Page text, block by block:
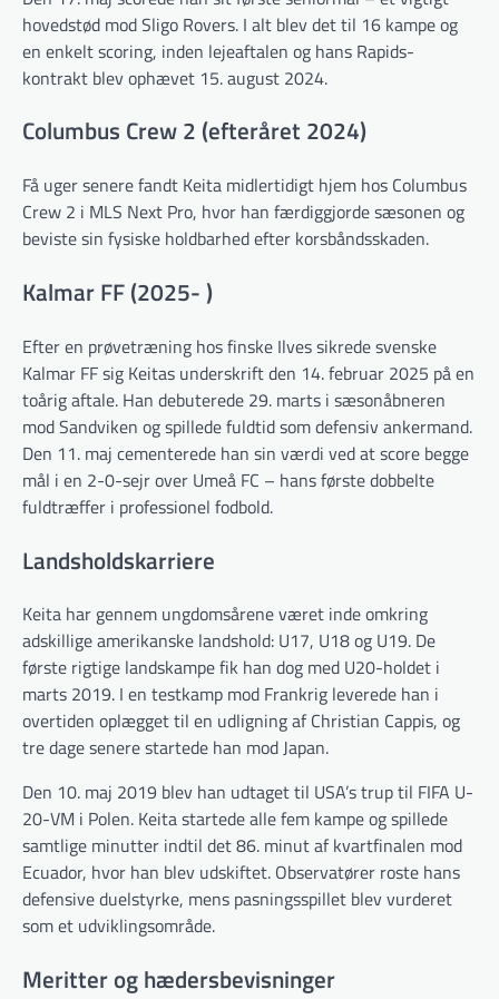
hovedstød mod Sligo Rovers. I alt blev det til 16 kampe og
en enkelt scoring, inden lejeaftalen og hans Rapids-
kontrakt blev ophævet 15. august 2024.
Columbus Crew 2 (efteråret 2024)
Få uger senere fandt Keita midlertidigt hjem hos Columbus
Crew 2 i MLS Next Pro, hvor han færdiggjorde sæsonen og
beviste sin fysiske holdbarhed efter korsbåndsskaden.
Kalmar FF (2025- )
Efter en prøvetræning hos finske Ilves sikrede svenske
Kalmar FF sig Keitas underskrift den 14. februar 2025 på en
toårig aftale. Han debuterede 29. marts i sæsonåbneren
mod Sandviken og spillede fuldtid som defensiv ankermand.
Den 11. maj cementerede han sin værdi ved at score begge
mål i en 2-0-sejr over Umeå FC – hans første dobbelte
fuldtræffer i professionel fodbold.
Landsholdskarriere
Keita har gennem ungdomsårene været inde omkring
adskillige amerikanske landshold: U17, U18 og U19. De
første rigtige landskampe fik han dog med U20-holdet i
marts 2019. I en testkamp mod Frankrig leverede han i
overtiden oplægget til en udligning af Christian Cappis, og
tre dage senere startede han mod Japan.
Den 10. maj 2019 blev han udtaget til USA’s trup til FIFA U-
20-VM i Polen. Keita startede alle fem kampe og spillede
samtlige minutter indtil det 86. minut af kvartfinalen mod
Ecuador, hvor han blev udskiftet. Observatører roste hans
defensive duelstyrke, mens pasningsspillet blev vurderet
som et udviklingsområde.
Meritter og hædersbevisninger